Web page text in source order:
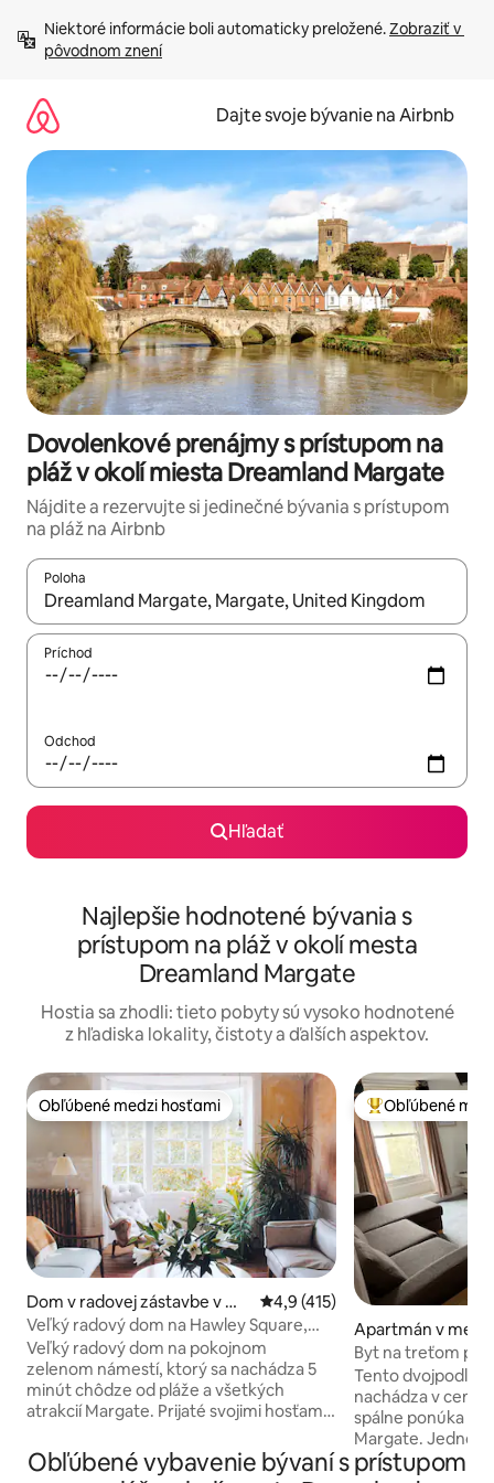
obsah.
Niektoré informácie boli automaticky preložené. Zobraziť v
pôvodnom znení
Dajte svoje bývanie na Airbnb
Dovolenkové prenájmy s prístupom na
pláž v okolí miesta Dreamland Margate
Nájdite a rezervujte si jedinečné bývania s prístupom
na pláž na Airbnb
Poloha
Keď budú výsledky k dispozícii, môžete si ich prechádzať
Príchod
Odchod
Hľadať
Najlepšie hodnotené bývania s
prístupom na pláž v okolí mesta
Dreamland Margate
Hostia sa zhodli: tieto pobyty sú vysoko hodnotené
z hľadiska lokality, čistoty a ďalších aspektov.
Obľúbené medzi hosťami
Obľúbené medzi hosťami
Dom v radovej zástavbe v me
ste Kent
Priemerné ohodnotenie 4,9 z
4,9 (415)
Veľký radový dom na Hawley Square,
Margate
Veľký radový dom na pokojnom
zelenom námestí, ktorý sa nachádza 5
minút chôdze od pláže a všetkých
atrakcií Margate. Prijaté svojimi hosťami
dizajn, výzdobu a rastliny a vynikajúce
hostiteľstvo. Postavený v roku 1835 na
Najobľúbenejšie
Obľúbené
Apartmán v
Byt na treťom
Tento
nachádza v
spálne ponúka
Margate.
a na pláž. Blízko
Obľúbené vybavenie bývaní s prístupom